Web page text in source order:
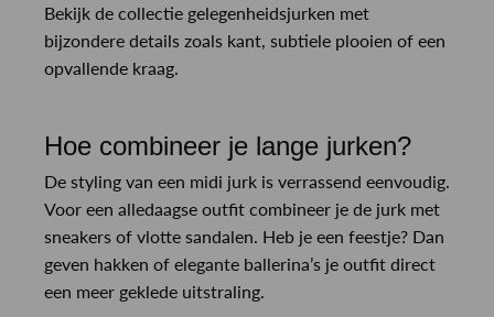
Bekijk de collectie gelegenheidsjurken met
bijzondere details zoals kant, subtiele plooien of een
opvallende kraag.
Hoe combineer je lange jurken?
De styling van een midi jurk is verrassend eenvoudig.
Voor een alledaagse outfit combineer je de jurk met
sneakers of vlotte sandalen. Heb je een feestje? Dan
geven hakken of elegante ballerina’s je outfit direct
een meer geklede uitstraling.